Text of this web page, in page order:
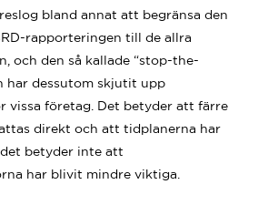
bland annat att begränsa den
rapporteringen till de allra
och den så kallade “stop-the-
har dessutom skjutit upp
vissa företag. Det betyder att färre
direkt och att tidplanerna har
betyder inte att
har blivit mindre viktiga.